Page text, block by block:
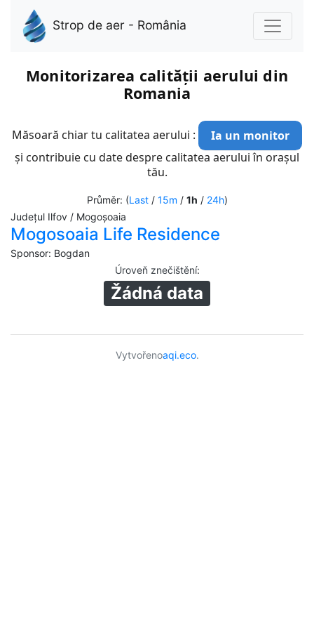
Strop de aer - România
Monitorizarea calității aerului din
Romania
Măsoară chiar tu calitatea aerului :
Ia un monitor
și contribuie cu date despre calitatea aerului în orașul
tău.
Průměr: (Last/ 15m / 1h / 24h)
Județul Ilfov / Mogoșoaia
Mogosoaia Life Residence
Sponsor: Bogdan
Úroveň znečištění:
Žádná data
Vytvořenoaqi.eco.